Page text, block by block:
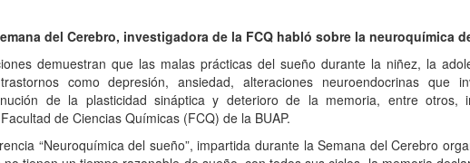
del Cerebro, investigadora de la FCQ habló sobre la neuroquímica
demuestran que las malas prácticas del sueño durante la niñez, la
como depresión, ansiedad, alteraciones neuroendocrinas que
de la plasticidad sináptica y deterioro de la memoria, entre otros,
de Ciencias Químicas (FCQ) de la BUAP.
“Neuroquímica del sueño”, impartida durante la Semana del Cerebro